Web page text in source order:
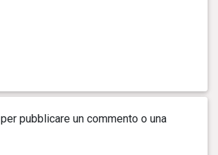
per pubblicare un commento o una